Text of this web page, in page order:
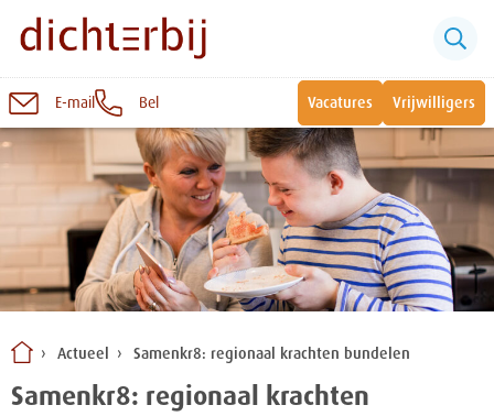
Naar
inhoud
E-mail Bel Vacatures Vrijwilligers
Actueel Samenkr8: regionaal krachten bundelen
Samenkr8: regionaal krachten
Sluiten
Snel naar:
Wonen bij Dichterbij
Vrije dagbestedingsplekken